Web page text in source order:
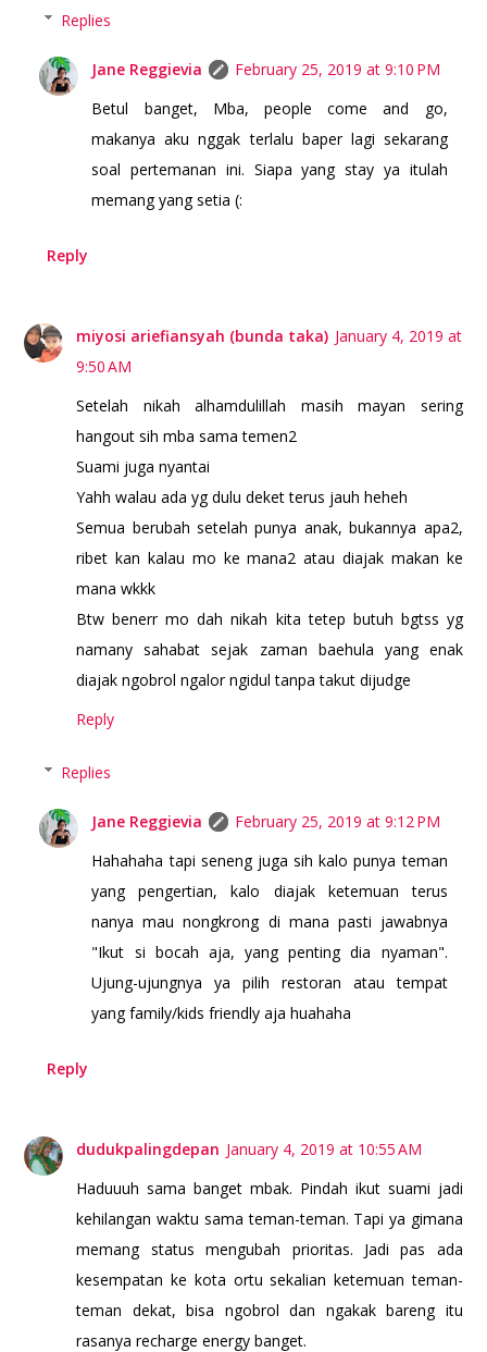
Replies
Jane Reggievia
February 25, 2019 at 9:10 PM
Betul banget, Mba, people come and go,
makanya aku nggak terlalu baper lagi sekarang
soal pertemanan ini. Siapa yang stay ya itulah
memang yang setia (:
Reply
miyosi ariefiansyah (bunda taka) January 4, 2019 at
9:50 AM
Setelah nikah alhamdulillah masih mayan sering
hangout sih mba sama temen2
Suami juga nyantai
Yahh walau ada yg dulu deket terus jauh heheh
Semua berubah setelah punya anak, bukannya apa2,
ribet kan kalau mo ke mana2 atau diajak makan ke
mana wkkk
Btw benerr mo dah nikah kita tetep butuh bgtss yg
namany sahabat sejak zaman baehula yang enak
diajak ngobrol ngalor ngidul tanpa takut dijudge
Reply
Replies
Jane Reggievia
February 25, 2019 at 9:12 PM
Hahahaha tapi seneng juga sih kalo punya teman
yang pengertian, kalo diajak ketemuan terus
nanya mau nongkrong di mana pasti jawabnya
"Ikut si bocah aja, yang penting dia nyaman".
Ujung-ujungnya ya pilih restoran atau tempat
yang family/kids friendly aja huahaha
Reply
dudukpalingdepan January 4, 2019 at 10:55 AM
Haduuuh sama banget mbak. Pindah ikut suami jadi
kehilangan waktu sama teman-teman. Tapi ya gimana
memang status mengubah prioritas. Jadi pas ada
kesempatan ke kota ortu sekalian ketemuan teman-
teman dekat, bisa ngobrol dan ngakak bareng itu
rasanya recharge energy banget.